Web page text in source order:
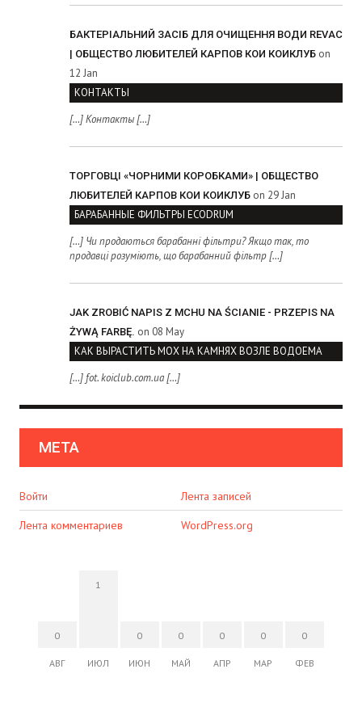
БАКТЕРІАЛЬНИЙ ЗАСІБ ДЛЯ ОЧИЩЕННЯ ВОДИ REVAC
| ОБЩЕСТВО ЛЮБИТЕЛЕЙ КАРПОВ КОИ КОИКЛУБ on
12 Jan
КОНТАКТЫ
[…] Контакты […]
ТОРГОВЦІ «ЧОРНИМИ КОРОБКАМИ» | ОБЩЕСТВО
ЛЮБИТЕЛЕЙ КАРПОВ КОИ КОИКЛУБ on 29 Jan
БАРАБАННЫЕ ФИЛЬТРЫ ECODRUM
[…] Чи продаються барабанні фільтри? Якщо так, то
продавці розуміють, що барабанний фільтр […]
JAK ZROBIĆ NAPIS Z MCHU NA ŚCIANIE - PRZEPIS NA
ŻYWĄ FARBĘ. on 08 May
КАК ВЫРАСТИТЬ МОХ НА КАМНЯХ ВОЗЛЕ ВОДОЕМА
[…] fot. koiclub.com.ua […]
МЕТА
Войти
Лента записей
Лента комментариев
WordPress.org
0
АВГ
1
ИЮЛ
0
ИЮН
0
МАЙ
0
АПР
0
МАР
0
ФЕВ